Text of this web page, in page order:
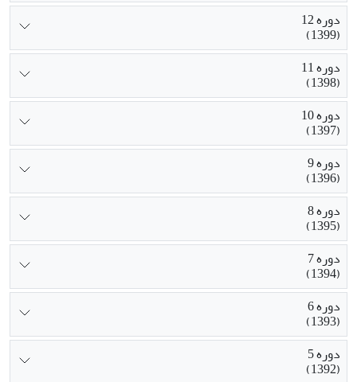
دوره 12
(1399)
دوره 11
(1398)
دوره 10
(1397)
دوره 9
(1396)
دوره 8
(1395)
دوره 7
(1394)
دوره 6
(1393)
دوره 5
(1392)